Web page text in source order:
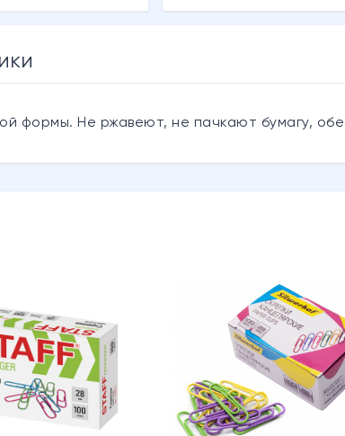
формы. Не ржавеют, не пачкают бумагу,